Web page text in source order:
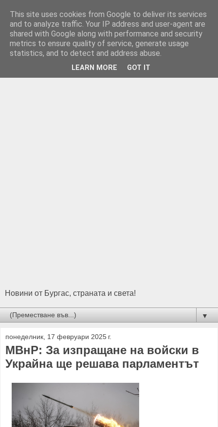
Новини от Бургас, страната и света!
▼
понеделник, 17 февруари 2025 г.
МВнР: За изпращане на войски в
Украйна ще решава парламентът
This site uses cookies from Google to deliver its services
and to analyze traffic. Your IP address and user-agent are
shared with Google along with performance and security
metrics to ensure quality of service, generate usage
statistics, and to detect and address abuse.
LEARN MORE GOT IT